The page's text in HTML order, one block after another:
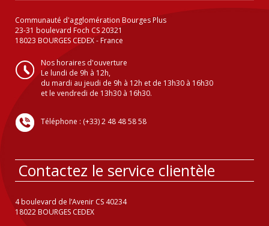
Communauté d'agglomération Bourges Plus
23-31 boulevard Foch CS 20321
18023 BOURGES CEDEX - France
Nos horaires d'ouverture
Le lundi de 9h à 12h,
du mardi au jeudi de 9h à 12h et de 13h30 à 16h30
et le vendredi de 13h30 à 16h30.
Téléphone : (+33) 2 48 48 58 58
Contactez le service clientèle
4 boulevard de l’Avenir CS 40234
18022 BOURGES CEDEX